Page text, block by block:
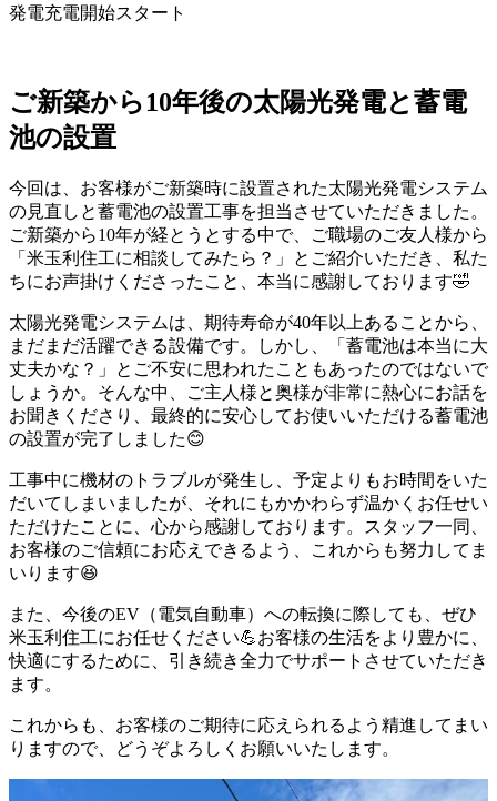
発電充電開始スタート
ご新築から10年後の太陽光発電と蓄電
池の設置
今回は、お客様がご新築時に設置された太陽光発電システム
の見直しと蓄電池の設置工事を担当させていただきました。
ご新築から10年が経とうとする中で、ご職場のご友人様から
「米玉利住工に相談してみたら？」とご紹介いただき、私た
ちにお声掛けくださったこと、本当に感謝しております🤣
太陽光発電システムは、期待寿命が40年以上あることから、
まだまだ活躍できる設備です。しかし、「蓄電池は本当に大
丈夫かな？」とご不安に思われたこともあったのではないで
しょうか。そんな中、ご主人様と奥様が非常に熱心にお話を
お聞きくださり、最終的に安心してお使いいただける蓄電池
の設置が完了しました😊
工事中に機材のトラブルが発生し、予定よりもお時間をいた
だいてしまいましたが、それにもかかわらず温かくお任せい
ただけたことに、心から感謝しております。スタッフ一同、
お客様のご信頼にお応えできるよう、これからも努力してま
いります😆
また、今後のEV（電気自動車）への転換に際しても、ぜひ
米玉利住工にお任せください💪お客様の生活をより豊かに、
快適にするために、引き続き全力でサポートさせていただき
ます。
これからも、お客様のご期待に応えられるよう精進してまい
りますので、どうぞよろしくお願いいたします。